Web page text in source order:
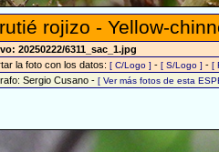
rojizo - Yellow-
20250222/6311_sac_1.jpg
la foto con los datos: [ C/Logo ] - [ S/Logo ] - [
Sergio Cusano - [ Ver más fotos de esta